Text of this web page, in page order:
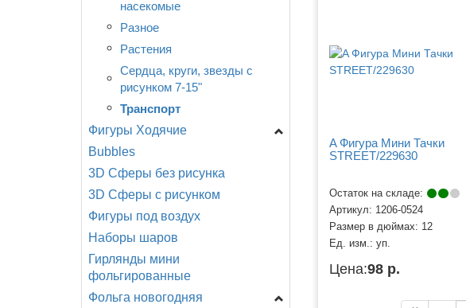
Растения
Транспорт
насекомые
Разное
Растения
Сердца, круги, звезды с
рисунком 7-15"
Транспорт
Фигуры Ходячие
A -Анаграмм
CN -Китай
Разное
Bubbles
3D Сферы без рисунка
3D Сферы с рисунком
Фигуры под воздух
Наборы шаров
Гирлянды мини
фольгированные
Фольга новогодняя
A Фигура Мини Тачки
STREET/229630
Остаток на складе:
Артикул: 1206-0524
Размер в дюймах: 12
Ед. изм.: уп.
Цена:98 р.